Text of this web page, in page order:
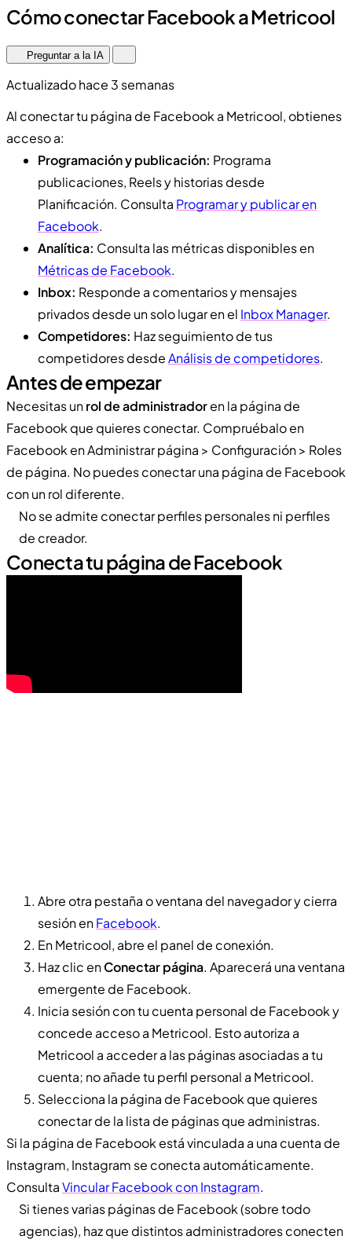
Cómo conectar Facebook a Metricool
Preguntar a la IA
Actualizado hace 3 semanas
Al conectar tu página de Facebook a Metricool, obtienes
acceso a:
Programación y publicación: Programa
publicaciones, Reels y historias desde
Planificación. Consulta Programar y publicar en
Facebook.
Analítica: Consulta las métricas disponibles en
Métricas de Facebook.
Inbox: Responde a comentarios y mensajes
privados desde un solo lugar en el Inbox Manager.
Competidores: Haz seguimiento de tus
competidores desdeAnálisis de competidores.
Antes de empezar
Necesitas unrol de administradoren la página de
Facebook que quieres conectar. Compruébalo en
Facebook en Administrar página > Configuración > Roles
de página. No puedes conectar una página de Facebook
con un rol diferente.
No se admite conectar perfiles personales ni perfiles
de creador.
Conecta tu página de Facebook
Abre otra pestaña o ventana del navegador y cierra
sesión enFacebook.
En Metricool, abre el panel de conexión.
Haz clic enConectar página. Aparecerá una ventana
emergente de Facebook.
Inicia sesión con tu cuenta personal de Facebook y
concede acceso a Metricool. Esto autoriza a
Metricool a acceder a las páginas asociadas a tu
cuenta; no añade tu perfil personal a Metricool.
Selecciona la página de Facebook que quieres
conectar de la lista de páginas que administras.
Si la página de Facebook está vinculada a una cuenta de
Instagram, Instagram se conecta automáticamente.
ConsultaVincular Facebook con Instagram.
Si tienes varias páginas de Facebook (sobre todo
agencias), haz que distintos administradores conecten